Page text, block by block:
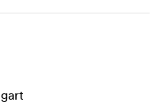
im Alten